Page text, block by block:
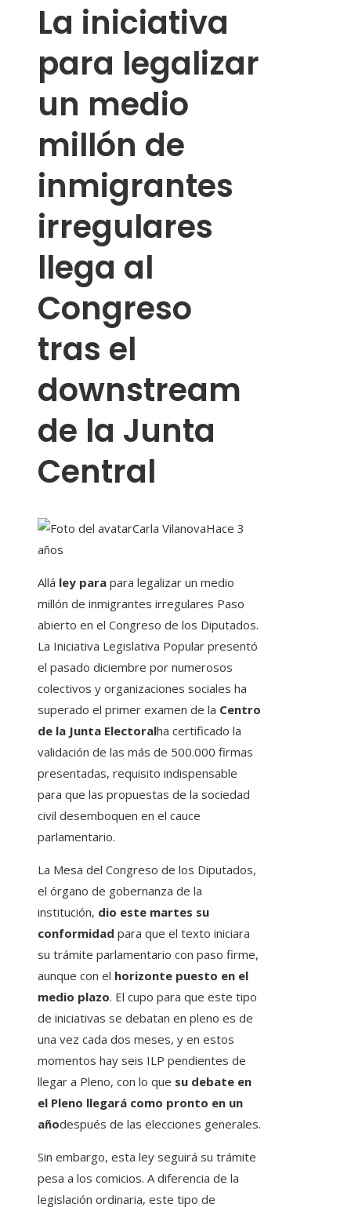
La iniciativa
para legalizar
un medio
millón de
inmigrantes
irregulares
llega al
Congreso
tras el
downstream
de la Junta
Central
Carla VilanovaHace 3
años
Allá ley para para legalizar un medio
millón de inmigrantes irregulares Paso
abierto en el Congreso de los Diputados.
La Iniciativa Legislativa Popular presentó
el pasado diciembre por numerosos
colectivos y organizaciones sociales ha
superado el primer examen de la Centro
de la Junta Electoralha certificado la
validación de las más de 500.000 firmas
presentadas, requisito indispensable
para que las propuestas de la sociedad
civil desemboquen en el cauce
parlamentario.
La Mesa del Congreso de los Diputados,
el órgano de gobernanza de la
institución, dio este martes su
conformidad para que el texto iniciara
su trámite parlamentario con paso firme,
aunque con el horizonte puesto en el
medio plazo. El cupo para que este tipo
de iniciativas se debatan en pleno es de
una vez cada dos meses, y en estos
momentos hay seis ILP pendientes de
llegar a Pleno, con lo que su debate en
el Pleno llegará como pronto en un
añodespués de las elecciones generales.
Sin embargo, esta ley seguirá su trámite
pesa a los comicios. A diferencia de la
legislación ordinaria, este tipo de